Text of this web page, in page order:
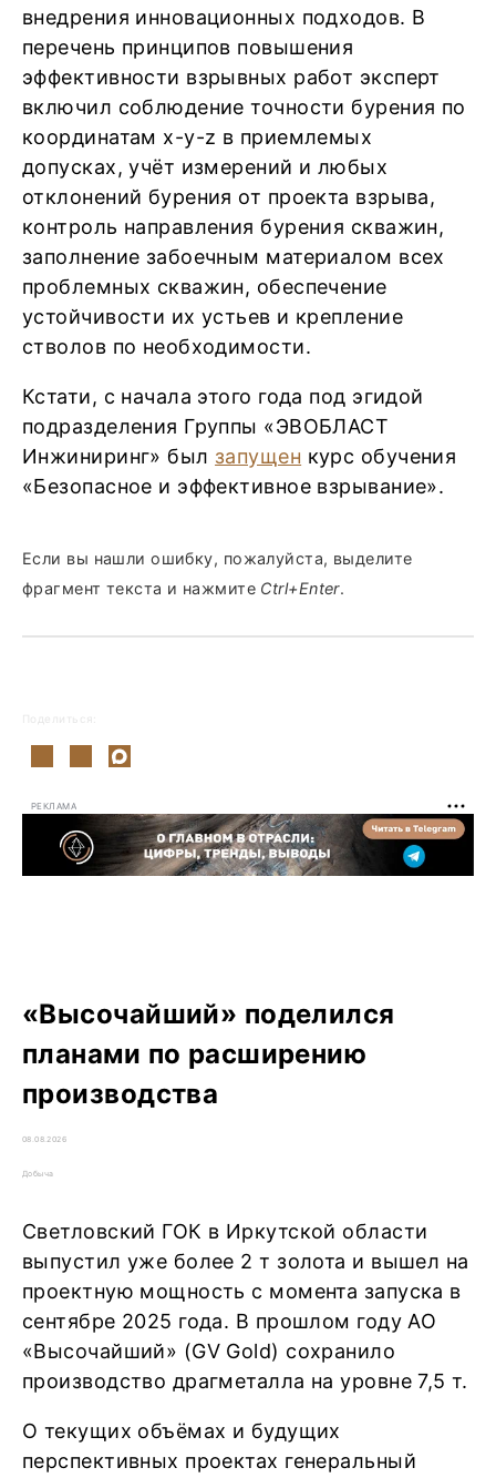
внедрения инновационных подходов. В
перечень принципов повышения
эффективности взрывных работ эксперт
включил соблюдение точности бурения по
координатам x-y-z в приемлемых
допусках, учёт измерений и любых
отклонений бурения от проекта взрыва,
контроль направления бурения скважин,
заполнение забоечным материалом всех
проблемных скважин, обеспечение
устойчивости их устьев и крепление
стволов по необходимости.
Кстати, с начала этого года под эгидой
подразделения Группы «ЭВОБЛАСТ
Инжиниринг» был запущен курс обучения
«Безопасное и эффективное взрывание».
Если вы нашли ошибку, пожалуйста, выделите
фрагмент текста и нажмите Ctrl+Enter.
Поделиться:
РЕКЛАМА
«Высочайший» поделился
планами по расширению
производства
08.08.2026
Добыча
Светловский ГОК в Иркутской области
выпустил уже более 2 т золота и вышел на
проектную мощность с момента запуска в
сентябре 2025 года. В прошлом году АО
«Высочайший» (GV Gold) сохранило
производство драгметалла на уровне 7,5 т.
О текущих объёмах и будущих
перспективных проектах генеральный